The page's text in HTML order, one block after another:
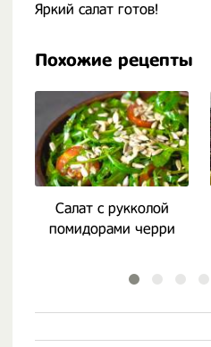
Яркий салат готов!
Похожие рецепты
Салат с рукколой
помидорами черри